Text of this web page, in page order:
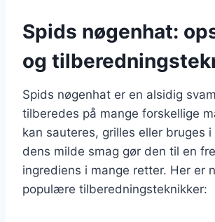
Spids nøgenhat:
og
Spids nøgenhat er en alsidig
tilberedes på mange forskellige
kan sauteres, grilles eller bruges i
dens milde smag gør den til en
ingrediens i mange retter. Her er
populære tilberedningsteknikker: